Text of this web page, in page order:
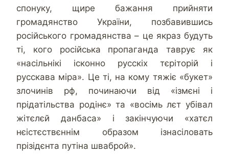
спонуку, щире бажання прийняти
громадянство України, позбавившись
російського громадянства – це якраз будуть
ті, кого російська пропаганда таврує як
«насільнікі ісконно русскіх тєріторій і
русскава міра». Це ті, на кому тяжіє «букет»
злочинів рф, починаючи від «ізмєні і
прідатільства родінє» та «восімь лєт убівал
жітєлєй данбаса» і закінчуючи «хатєл
нєістєствєннім образом ізнасіловать
прізідєнта путіна шваброй».